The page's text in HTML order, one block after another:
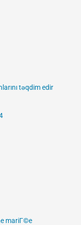
təqdim edir
mariГ©e